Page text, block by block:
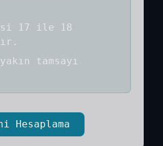
17 ile 18
tamsayı
Hesaplama